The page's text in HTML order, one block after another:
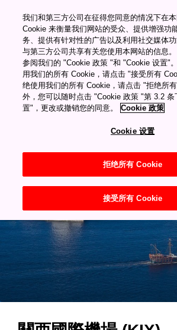
My Favorites
關西國際機場
我们和第三方公司在征得您同意的情况下在
Cookie 来衡量我们网站的受众、提供增强功
务、提供有针对性的广告以及利用社交媒体
与第三方公司共享有关您使用本网站的信息
参阅我们的 "Cookie 政策 "和 "Cookie 设置"
用我们的所有 Cookie，请点击 "接受所有
绝使用我们的所有 Cookie，请点击 "拒绝所
外，您可以随时点击 "Cookie 政策 "第 3.2
置"，更改或撤销您的同意。
Cookie 政策
Cookie 设置
拒绝所有 Cookie
接受所有 Cookie